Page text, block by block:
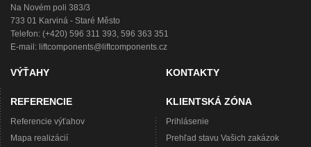
Na Novém poli 383/3
733 01 Karviná - Staré Město
Telefon: (+420) 596 311 393, 596 363 351
E-mail: liftcomponents@liftcomponents.cz
VÝŤAHY
REFERENCIE
Referencie výťahov
Mapa realizácií
KONTAKTY
KLIENTSKÁ ZÓNA
Prihlásenie
Prehľad stavu Vašich zakázok